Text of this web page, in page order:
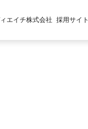
エイチ株式会社 採用サイト